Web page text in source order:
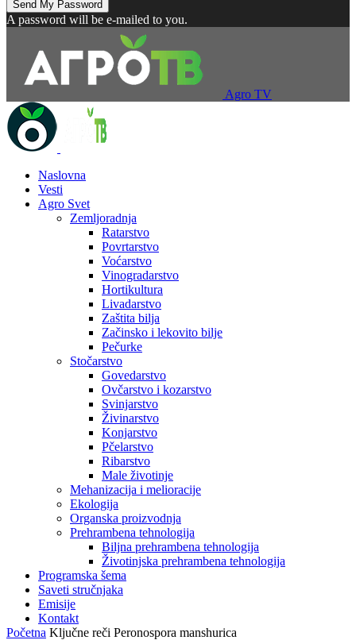
A password will be e-mailed to you.
Agro TV
Naslovna
Vesti
Agro Svet
Zemljoradnja
Ratarstvo
Povrtarstvo
Voćarstvo
Vinogradarstvo
Hortikultura
Livadarstvo
Zaštita bilja
Začinsko i lekovito bilje
Pečurke
Stočarstvo
Govedarstvo
Ovčarstvo i kozarstvo
Svinjarstvo
Živinarstvo
Konjarstvo
Pčelarstvo
Ribarstvo
Male životinje
Mehanizacija i melioracije
Ekologija
Organska proizvodnja
Prehrambena tehnologija
Biljna prehrambena tehnologija
Životinjska prehrambena tehnologija
Programska šema
Saveti stručnjaka
Emisije
Kontakt
Početna Ključne reči Peronospora manshurica